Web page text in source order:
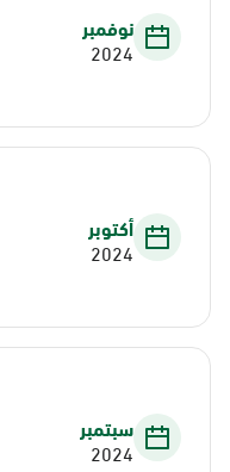
نوفمبر
2024
أكتوبر
2024
سبتمبر
2024